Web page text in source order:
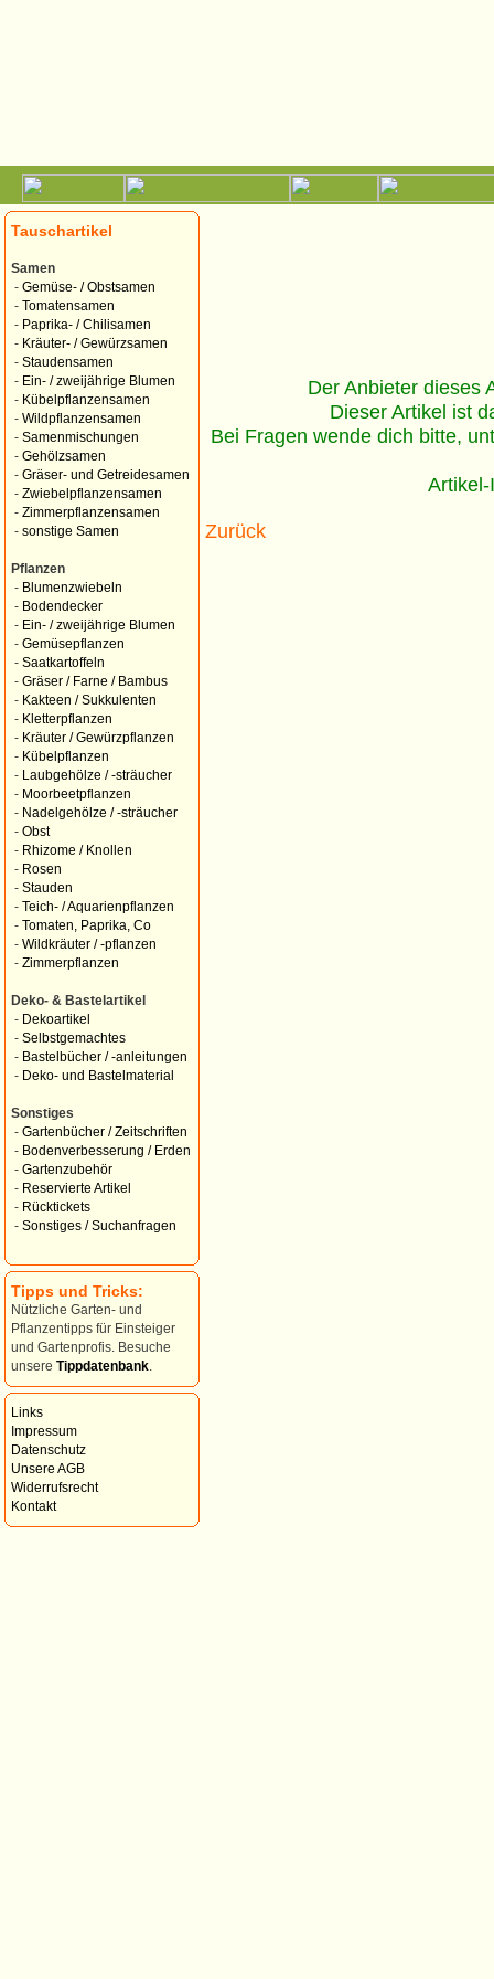
Tauschartikel
Samen
- Gemüse- / Obstsamen
- Tomatensamen
- Paprika- / Chilisamen
- Kräuter- / Gewürzsamen
- Staudensamen
- Ein- / zweijährige Blumen
- Kübelpflanzensamen
- Wildpflanzensamen
- Samenmischungen
- Gehölzsamen
- Gräser- und Getreidesamen
- Zwiebelpflanzensamen
- Zimmerpflanzensamen
- sonstige Samen
Pflanzen
- Blumenzwiebeln
- Bodendecker
- Ein- / zweijährige Blumen
- Gemüsepflanzen
- Saatkartoffeln
- Gräser / Farne / Bambus
- Kakteen / Sukkulenten
- Kletterpflanzen
- Kräuter / Gewürzpflanzen
- Kübelpflanzen
-
Laubgehölze / -sträucher
- Moorbeetpflanzen
- Nadelgehölze / -sträucher
- Obst
- Rhizome / Knollen
- Rosen
- Stauden
- Teich- / Aquarienpflanzen
- Tomaten, Paprika, Co
- Wildkräuter / -pflanzen
- Zimmerpflanzen
Deko- & Bastelartikel
- Dekoartikel
- Selbstgemachtes
- Bastelbücher / -anleitungen
- Deko- und Bastelmaterial
Sonstiges
- Gartenbücher / Zeitschriften
- Bodenverbesserung / Erden
- Gartenzubehör
- Reservierte Artikel
- Rücktickets
- Sonstiges / Suchanfragen
Tipps und Tricks:
Nützliche Garten- und
Pflanzentipps für Einsteiger
und Gartenprofis. Besuche
unsere Tippdatenbank
Links
Impressum
Datenschutz
Unsere AGB
Widerrufsrecht
Kontakt
Der Anbieter dieses
Dieser Artikel ist
Bei Fragen wende dich bitte,
Zurück